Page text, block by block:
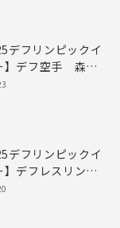
デフリンピックイ
】デフ空手 森こ
デフリンピックイ
】デフレスリン
選手